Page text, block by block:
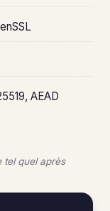
AEAD
tel quel après